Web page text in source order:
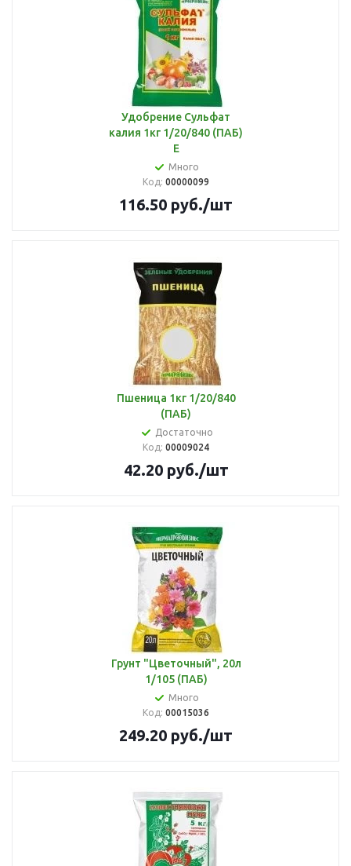
Удобрение Сульфат
калия 1кг 1/20/840 (ПАБ)
Е
Много
Код: 00000099
116.50 руб./шт
Пшеница 1кг 1/20/840
(ПАБ)
Достаточно
Код: 00009024
42.20руб./шт
Грунт "Цветочный", 20л
1/105 (ПАБ)
Много
Код: 00015036
249.20 руб./шт